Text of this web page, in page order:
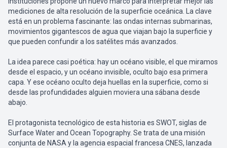
mediciones de alta resolución de la superficie oceánica. La clave
está en un problema fascinante: las ondas internas submarinas,
movimientos gigantescos de agua que viajan bajo la superficie y
que pueden confundir a los satélites más avanzados.
La idea parece casi poética: hay un océano visible, el que miramos
desde el espacio, y un océano invisible, oculto bajo esa primera
capa. Y ese océano oculto deja huellas en la superficie, como si
desde las profundidades alguien moviera una sábana desde
abajo.
El protagonista tecnológico de esta historia es SWOT, siglas de
Surface Water and Ocean Topography. Se trata de una misión
conjunta de NASA y la agencia espacial francesa CNES, lanzada